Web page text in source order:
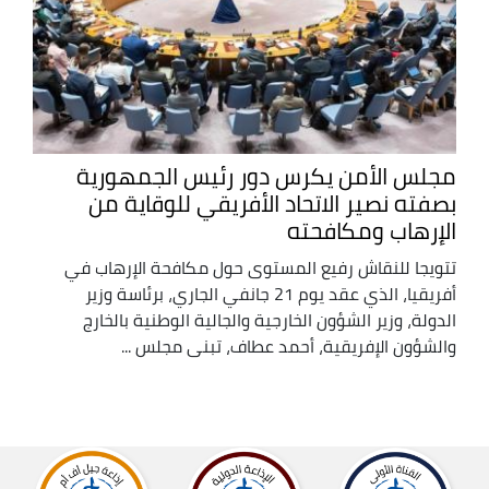
مجلس الأمن يكرس دور رئيس الجمهورية
بصفته نصير الاتحاد الأفريقي للوقاية من
الإرهاب ومكافحته
تتويجا للنقاش رفيع المستوى حول مكافحة الإرهاب في
أفريقيا، الذي عقد يوم 21 جانفي الجاري، برئاسة وزير
الدولة، وزير الشؤون الخارجية والجالية الوطنية بالخارج
والشؤون الإفريقية، أحمد عطاف، تبنى مجلس ...